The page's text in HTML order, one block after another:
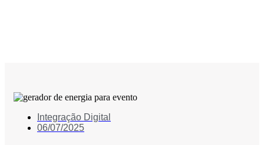
Integração Digital
06/07/2025